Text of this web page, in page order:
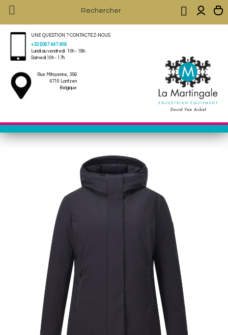
 
UNE QUESTION ? CONTACTEZ-NOUS
+32 (0)87 447 406
Lundi au vendredi : 10h - 18h .
Samedi 10h - 17h
Rue Mitoyenne, 356
4710 Lontzen
Belgique